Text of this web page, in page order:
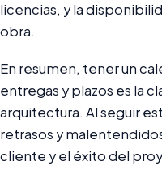
licencias, y la
obra.
En resumen, tener un
entregas y plazos es la
arquitectura. Al seguir
retrasos y
cliente y el éxito del